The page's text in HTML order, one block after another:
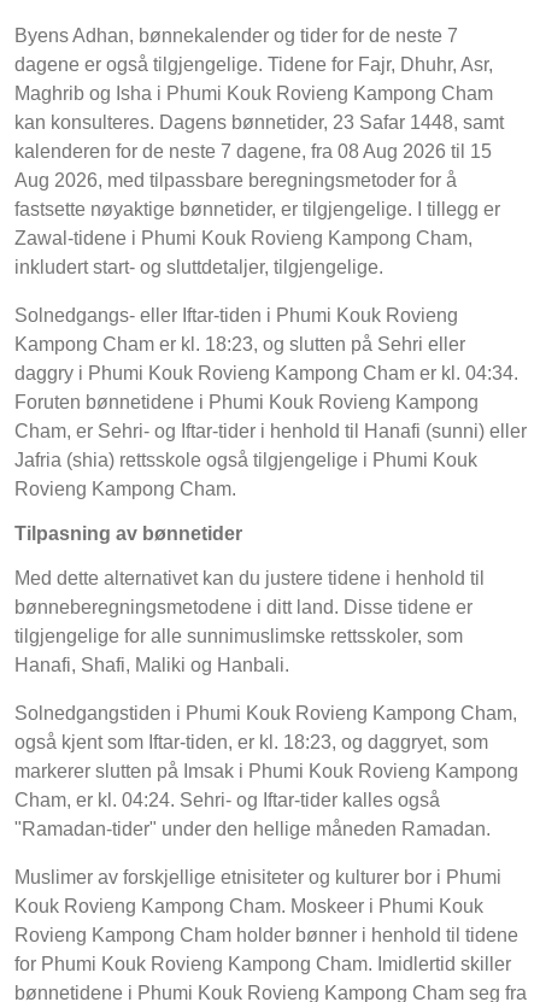
Byens Adhan, bønnekalender og tider for de neste 7
dagene er også tilgjengelige. Tidene for Fajr, Dhuhr, Asr,
Maghrib og Isha i Phumi Kouk Rovieng Kampong Cham
kan konsulteres. Dagens bønnetider, 23 Safar 1448, samt
kalenderen for de neste 7 dagene, fra 08 Aug 2026 til 15
Aug 2026, med tilpassbare beregningsmetoder for å
fastsette nøyaktige bønnetider, er tilgjengelige. I tillegg er
Zawal-tidene i Phumi Kouk Rovieng Kampong Cham,
inkludert start- og sluttdetaljer, tilgjengelige.
Solnedgangs- eller Iftar-tiden i Phumi Kouk Rovieng
Kampong Cham er kl. 18:23, og slutten på Sehri eller
daggry i Phumi Kouk Rovieng Kampong Cham er kl. 04:34.
Foruten bønnetidene i Phumi Kouk Rovieng Kampong
Cham, er Sehri- og Iftar-tider i henhold til Hanafi (sunni) eller
Jafria (shia) rettsskole også tilgjengelige i Phumi Kouk
Rovieng Kampong Cham.
Tilpasning av bønnetider
Med dette alternativet kan du justere tidene i henhold til
bønneberegningsmetodene i ditt land. Disse tidene er
tilgjengelige for alle sunnimuslimske rettsskoler, som
Hanafi, Shafi, Maliki og Hanbali.
Solnedgangstiden i Phumi Kouk Rovieng Kampong Cham,
også kjent som Iftar-tiden, er kl. 18:23, og daggryet, som
markerer slutten på Imsak i Phumi Kouk Rovieng Kampong
Cham, er kl. 04:24. Sehri- og Iftar-tider kalles også
"Ramadan-tider" under den hellige måneden Ramadan.
Muslimer av forskjellige etnisiteter og kulturer bor i Phumi
Kouk Rovieng Kampong Cham. Moskeer i Phumi Kouk
Rovieng Kampong Cham holder bønner i henhold til tidene
for Phumi Kouk Rovieng Kampong Cham. Imidlertid skiller
bønnetidene i Phumi Kouk Rovieng Kampong Cham seg fra